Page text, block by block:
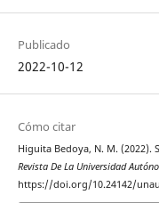
Publicado
2022-10-12
Cómo citar
Higuita Bedoya, N. M. (2022).
Revista De La Universidad
https://doi.org/10.24142/